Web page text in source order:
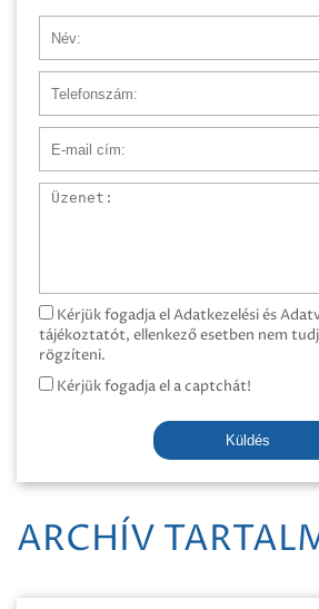
Üzenet
Kérjük fogadja el Adatkezelési és
tájékoztatót, ellenkező esetben nem
rögzíteni.
Kérjük fogadja el a captchát!
Küldés
ARCHÍV